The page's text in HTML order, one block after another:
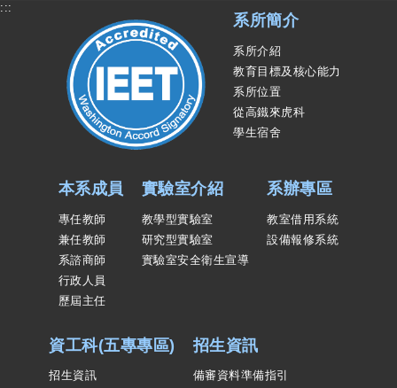
:::
系所簡介
系所介紹
教育目標及核心能力
系所位置
從高鐵來虎科
學生宿舍
本系成員
專任教師
兼任教師
系諮商師
行政人員
歷屆主任
實驗室介紹
教學型實驗室
研究型實驗室
實驗室安全衛生宣導
系辦專區
教室借用系統
設備報修系統
資工科(五專專區)
招生資訊
招生資訊
備審資料準備指引